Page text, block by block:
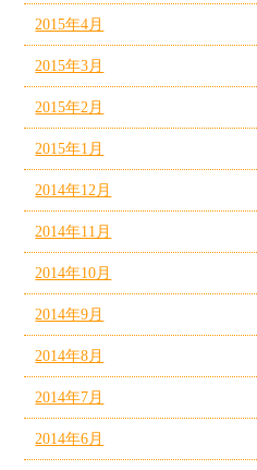
2015年4月
2015年3月
2015年2月
2015年1月
2014年12月
2014年11月
2014年10月
2014年9月
2014年8月
2014年7月
2014年6月